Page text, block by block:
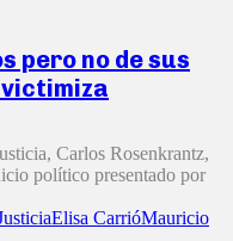
pero no de sus
Carlos Rosenkrantz,
político presentado por
Elisa CarrióMauricio